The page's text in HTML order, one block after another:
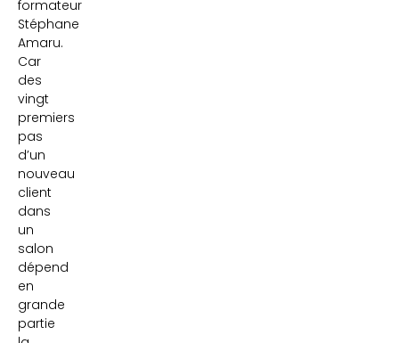
formateur
Stéphane
Amaru.
Car
des
vingt
premiers
pas
d’un
nouveau
client
dans
un
salon
dépend
en
grande
partie